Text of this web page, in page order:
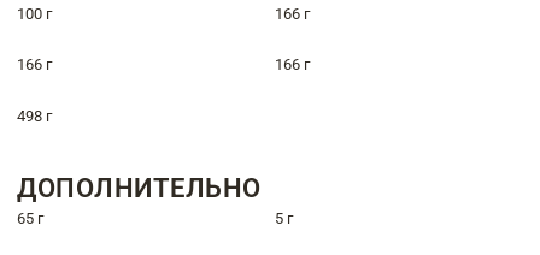
100 г 166 г
166 г 166 г
498 г
ДОПОЛНИТЕЛЬНО
65 г 5 г